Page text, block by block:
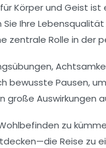
Körperund Geist ist
Sie Ihre
zentrale Rolle in der
,
bewusste Pausen,
große Auswirkungen
zu
Reise zu